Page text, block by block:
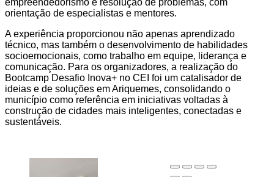
orientação de especialistas e mentores.
A experiência proporcionou não apenas aprendizado
técnico, mas também o desenvolvimento de habilidades
socioemocionais, como trabalho em equipe, liderança e
comunicação. Para os organizadores, a realização do
Bootcamp Desafio Inova+ no CEI foi um catalisador de
ideias e de soluções em Ariquemes, consolidando o
município como referência em iniciativas voltadas à
construção de cidades mais inteligentes, conectadas e
sustentáveis.